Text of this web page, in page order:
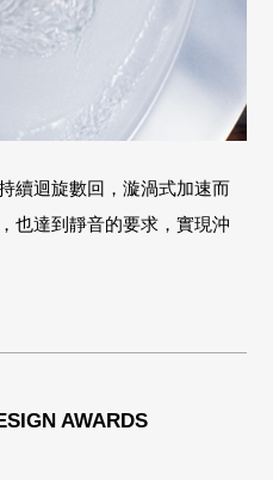
續迴旋數回，漩渦式加速而
也達到靜音的要求，實現沖
AWARDS